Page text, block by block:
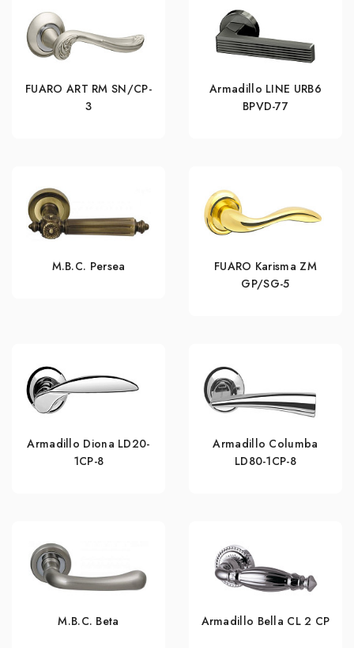
FUARO ART RM SN/CP-
3
Armadillo LINE URB6
BPVD-77
M.B.C. Persea
FUARO Karisma ZM
GP/SG-5
Armadillo Diona LD20-
1CP-8
Armadillo Columba
LD80-1CP-8
M.B.C. Beta Armadillo Bella CL 2 СP